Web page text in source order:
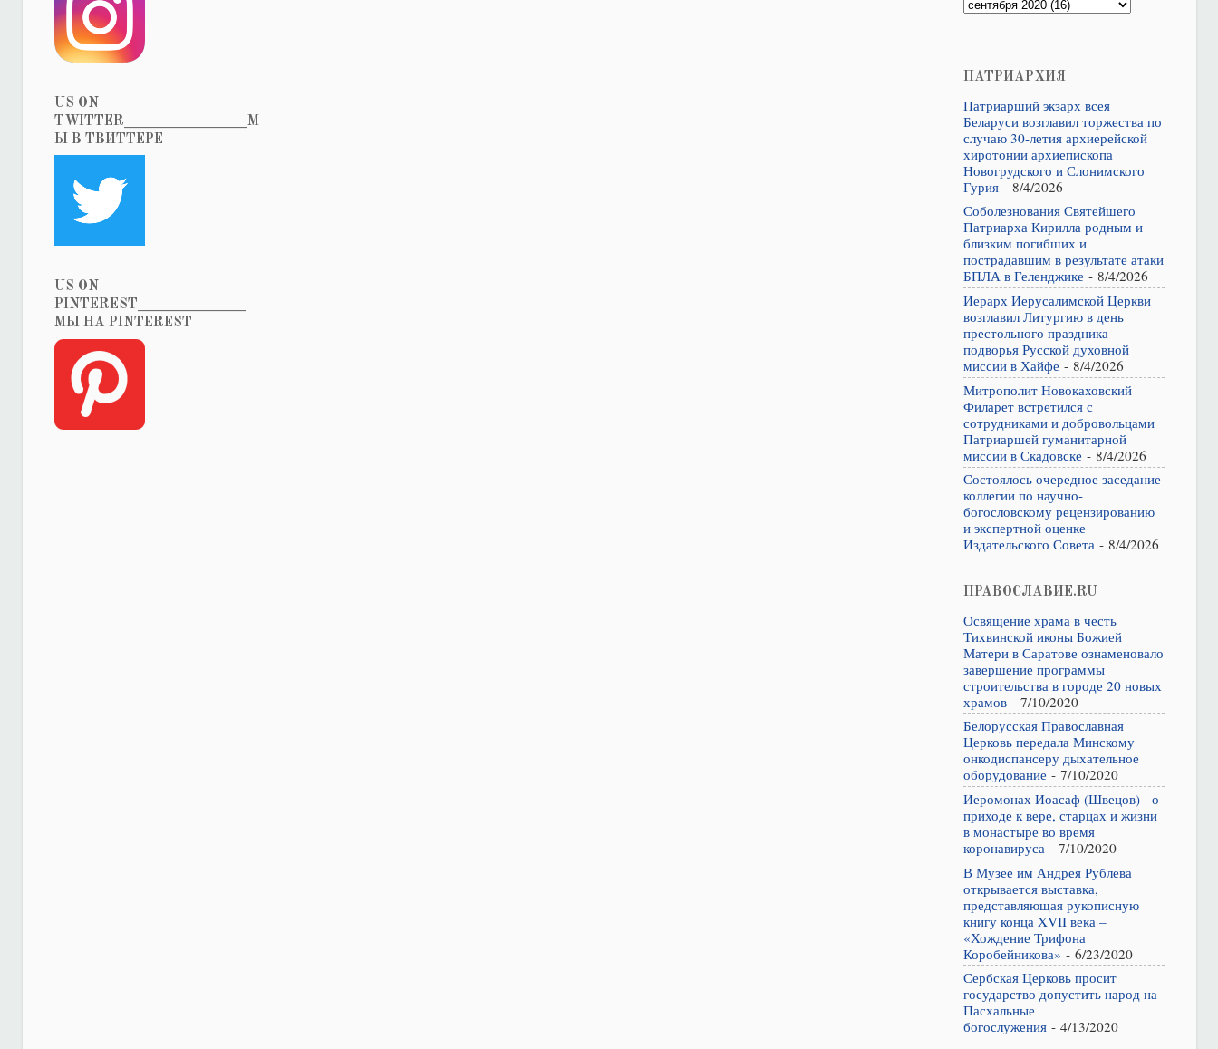
US ON
TWITTER_________________М
Ы В ТВИТТЕРЕ
US ON
PINTEREST_______________
МЫ НА PINTEREST
ПАТРИАРХИЯ
Патриарший экзарх всея
Беларуси возглавил торжества по
случаю 30-летия архиерейской
хиротонии архиепископа
Новогрудского и Слонимского
Гурия- 8/4/2026
Соболезнования Святейшего
Патриарха Кирилла родным и
близким погибших и
пострадавшим в результате атаки
БПЛА в Геленджике - 8/4/2026
Иерарх Иерусалимской Церкви
возглавил Литургию в день
престольного праздника
подворья Русской духовной
миссии в Хайфе - 8/4/2026
Митрополит Новокаховский
Филарет встретился с
сотрудниками и добровольцами
Патриаршей гуманитарной
миссии в Скадовске - 8/4/2026
Состоялось очередное заседание
коллегии по научно-
богословскому рецензированию
и экспертной оценке
Издательского Совета- 8/4/2026
ПРАВОСЛАВИЕ.RU
Освящение храма в честь
Тихвинской иконы Божией
Матери в Саратове ознаменовало
завершение программы
строительства в городе 20 новых
храмов- 7/10/2020
Белорусская Православная
Церковь передала Минскому
онкодиспансеру дыхательное
оборудование - 7/10/2020
Иеромонах Иоасаф (Швецов) - о
приходе к вере, старцах и жизни
в монастыре во время
коронавируса - 7/10/2020
В Музее им Андрея Рублева
открывается выставка,
представляющая рукописную
книгу конца XVII века –
«Хождение Трифона
Коробейникова» - 6/23/2020
Сербская Церковь просит
государство допустить народ на
Пасхальные
богослужения- 4/13/2020